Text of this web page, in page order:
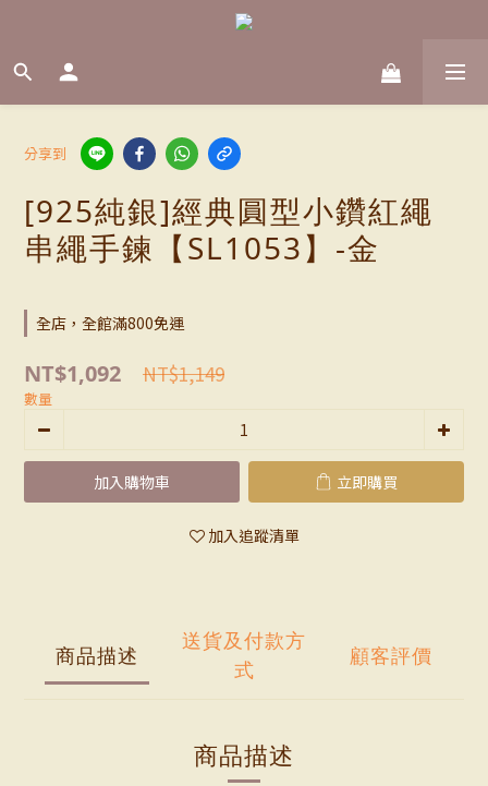
分享到
[925純銀]經典圓型小鑽紅繩
串繩手鍊【SL1053】-金
全店，全館滿800免運
NT$1,092 NT$1,149
數量
加入購物車 立即購買
加入追蹤清單
商品描述
送貨及付款方
式
顧客評價
商品描述